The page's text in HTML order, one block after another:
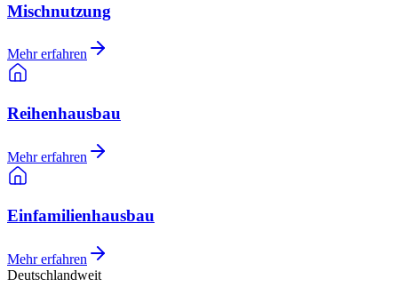
Mischnutzung
Mehr erfahren
Reihenhausbau
Mehr erfahren
Einfamilienhausbau
Mehr erfahren
Deutschlandweit